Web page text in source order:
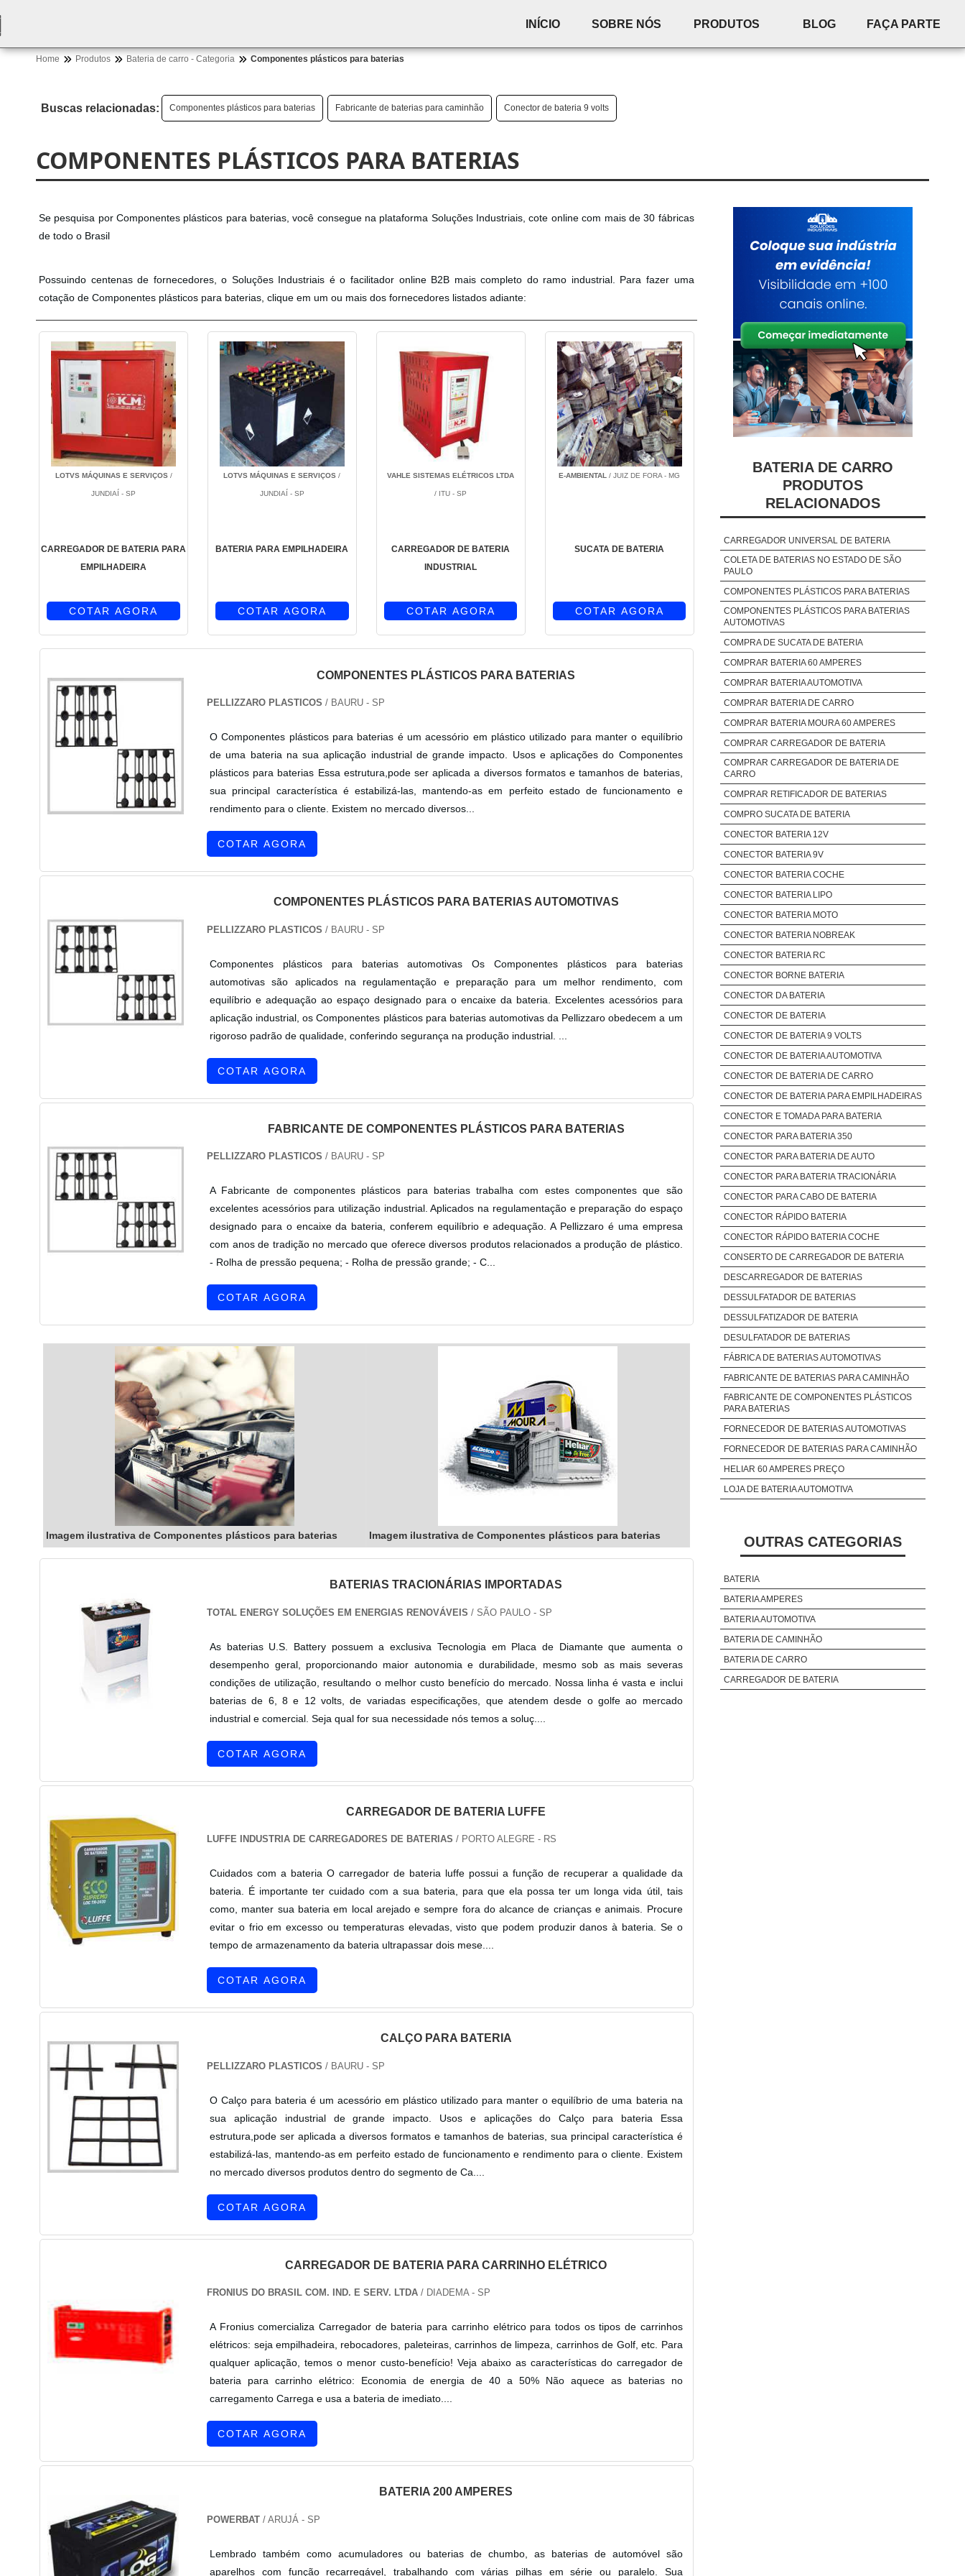
INÍCIO SOBRE NÓS PRODUTOS BLOG FAÇA PARTE
Home Produtos Bateria de carro - Categoria Componentes plásticos para baterias
Buscas relacionadas: Componentes plásticos para baterias Fabricante de baterias para caminhão Conector de bateria 9 volts
COMPONENTES PLÁSTICOS PARA BATERIAS
Se pesquisa por Componentes plásticos para baterias, você consegue na plataforma Soluções Industriais, cote online com mais de 30 fábricas
de todo o Brasil
Possuindo centenas de fornecedores, o Soluções Industriais é o facilitador online B2B mais completo do ramo industrial. Para fazer uma
cotação de Componentes plásticos para baterias, clique em um ou mais dos fornecedores listados adiante:
LOTVS MÁQUINAS E SERVIÇOS/
JUNDIAÍ - SP
CARREGADOR DE BATERIA PARA
EMPILHADEIRA
COTAR AGORA
LOTVS MÁQUINAS E SERVIÇOS /
JUNDIAÍ - SP
BATERIA PARA EMPILHADEIRA
COTAR AGORA
VAHLE SISTEMAS ELÉTRICOS LTDA
/ ITU - SP
CARREGADOR DE BATERIA
INDUSTRIAL
COTAR AGORA
E-AMBIENTAL / JUIZ DE FORA - MG
SUCATA DE BATERIA
COTAR AGORA
COMPONENTES PLÁSTICOS PARA BATERIAS
PELLIZZARO PLASTICOS/ BAURU - SP
O Componentes plásticos para baterias é um acessório em plástico utilizado para manter o equilíbrio
de uma bateria na sua aplicação industrial de grande impacto. Usos e aplicações do Componentes
plásticos para baterias Essa estrutura,pode ser aplicada a diversos formatos e tamanhos de baterias,
sua principal característica é estabilizá-las, mantendo-as em perfeito estado de funcionamento e
rendimento para o cliente. Existem no mercado diversos...
COTAR AGORA
COMPONENTES PLÁSTICOS PARA BATERIAS AUTOMOTIVAS
PELLIZZARO PLASTICOS/ BAURU - SP
Componentes plásticos para baterias automotivas Os Componentes plásticos para baterias
automotivas são aplicados na regulamentação e preparação para um melhor rendimento, com
equilíbrio e adequação ao espaço designado para o encaixe da bateria. Excelentes acessórios para
aplicação industrial, os Componentes plásticos para baterias automotivas da Pellizzaro obedecem a um
rigoroso padrão de qualidade, conferindo segurança na produção industrial. ...
COTAR AGORA
FABRICANTE DE COMPONENTES PLÁSTICOS PARA BATERIAS
PELLIZZARO PLASTICOS/ BAURU - SP
A Fabricante de componentes plásticos para baterias trabalha com estes componentes que são
excelentes acessórios para utilização industrial. Aplicados na regulamentação e preparação do espaço
designado para o encaixe da bateria, conferem equilíbrio e adequação. A Pellizzaro é uma empresa
com anos de tradição no mercado que oferece diversos produtos relacionados a produção de plástico.
- Rolha de pressão pequena; - Rolha de pressão grande; - C...
COTAR AGORA
Imagem ilustrativa de Componentes plásticos para baterias Imagem ilustrativa de Componentes plásticos para baterias
BATERIAS TRACIONÁRIAS IMPORTADAS
TOTAL ENERGY SOLUÇÕES EM ENERGIAS RENOVÁVEIS / SÃO PAULO - SP
As baterias U.S. Battery possuem a exclusiva Tecnologia em Placa de Diamante que aumenta o
desempenho geral, proporcionando maior autonomia e durabilidade, mesmo sob as mais severas
condições de utilização, resultando o melhor custo benefício do mercado. Nossa linha é vasta e inclui
baterias de 6, 8 e 12 volts, de variadas especificações, que atendem desde o golfe ao mercado
industrial e comercial. Seja qual for sua necessidade nós temos a soluç....
COTAR AGORA
CARREGADOR DE BATERIA LUFFE
LUFFE INDUSTRIA DE CARREGADORES DE BATERIAS / PORTO ALEGRE - RS
Cuidados com a bateria O carregador de bateria luffe possui a função de recuperar a qualidade da
bateria. É importante ter cuidado com a sua bateria, para que ela possa ter um longa vida útil, tais
como, manter sua bateria em local arejado e sempre fora do alcance de crianças e animais. Procure
evitar o frio em excesso ou temperaturas elevadas, visto que podem produzir danos à bateria. Se o
tempo de armazenamento da bateria ultrapassar dois mese....
COTAR AGORA
CALÇO PARA BATERIA
PELLIZZARO PLASTICOS / BAURU - SP
O Calço para bateria é um acessório em plástico utilizado para manter o equilíbrio de uma bateria na
sua aplicação industrial de grande impacto. Usos e aplicações do Calço para bateria Essa
estrutura,pode ser aplicada a diversos formatos e tamanhos de baterias, sua principal característica é
estabilizá-las, mantendo-as em perfeito estado de funcionamento e rendimento para o cliente. Existem
no mercado diversos produtos dentro do segmento de Ca....
COTAR AGORA
CARREGADOR DE BATERIA PARA CARRINHO ELÉTRICO
FRONIUS DO BRASIL COM. IND. E SERV. LTDA / DIADEMA - SP
A Fronius comercializa Carregador de bateria para carrinho elétrico para todos os tipos de carrinhos
elétricos: seja empilhadeira, rebocadores, paleteiras, carrinhos de limpeza, carrinhos de Golf, etc. Para
qualquer aplicação, temos o menor custo-benefício! Veja abaixo as características do carregador de
bateria para carrinho elétrico: Economia de energia de 40 a 50% Não aquece as baterias no
carregamento Carrega e usa a bateria de imediato....
COTAR AGORA
BATERIA 200 AMPERES
POWERBAT / ARUJÁ - SP
Lembrado também como acumuladores ou baterias de chumbo, as baterias de automóvel são
aparelhos com função recarregável, trabalhando com várias pilhas em série ou paralelo. Sua
BATERIA DE CARRO
PRODUTOS
RELACIONADOS
CARREGADOR UNIVERSAL DE BATERIA
COLETA DE BATERIAS NO ESTADO DE SÃO
PAULO
COMPONENTES PLÁSTICOS PARA BATERIAS
COMPONENTES PLÁSTICOS PARA BATERIAS
AUTOMOTIVAS
COMPRA DE SUCATA DE BATERIA
COMPRAR BATERIA 60 AMPERES
COMPRAR BATERIA AUTOMOTIVA
COMPRAR BATERIA DE CARRO
COMPRAR BATERIA MOURA 60 AMPERES
COMPRAR CARREGADOR DE BATERIA
COMPRAR CARREGADOR DE BATERIA DE
CARRO
COMPRAR RETIFICADOR DE BATERIAS
COMPRO SUCATA DE BATERIA
CONECTOR BATERIA 12V
CONECTOR BATERIA 9V
CONECTOR BATERIA COCHE
CONECTOR BATERIA LIPO
CONECTOR BATERIA MOTO
CONECTOR BATERIA NOBREAK
CONECTOR BATERIA RC
CONECTOR BORNE BATERIA
CONECTOR DA BATERIA
CONECTOR DE BATERIA
CONECTOR DE BATERIA 9 VOLTS
CONECTOR DE BATERIA AUTOMOTIVA
CONECTOR DE BATERIA DE CARRO
CONECTOR DE BATERIA PARA EMPILHADEIRAS
CONECTOR E TOMADA PARA BATERIA
CONECTOR PARA BATERIA 350
CONECTOR PARA BATERIA DE AUTO
CONECTOR PARA BATERIA TRACIONÁRIA
CONECTOR PARA CABO DE BATERIA
CONECTOR RÁPIDO BATERIA
CONECTOR RÁPIDO BATERIA COCHE
CONSERTO DE CARREGADOR DE BATERIA
DESCARREGADOR DE BATERIAS
DESSULFATADOR DE BATERIAS
DESSULFATIZADOR DE BATERIA
DESULFATADOR DE BATERIAS
FÁBRICA DE BATERIAS AUTOMOTIVAS
FABRICANTE DE BATERIAS PARA CAMINHÃO
FABRICANTE DE COMPONENTES PLÁSTICOS
PARA BATERIAS
FORNECEDOR DE BATERIAS AUTOMOTIVAS
FORNECEDOR DE BATERIAS PARA CAMINHÃO
HELIAR 60 AMPERES PREÇO
LOJA DE BATERIA AUTOMOTIVA
OUTRAS CATEGORIAS
BATERIA
BATERIA AMPERES
BATERIA AUTOMOTIVA
BATERIA DE CAMINHÃO
BATERIA DE CARRO
CARREGADOR DE BATERIA